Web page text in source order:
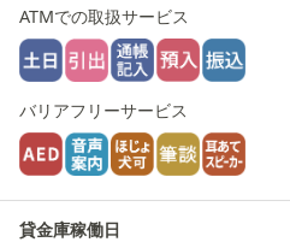
ATMでの取扱サービス
バリアフリーサービス
貸金庫稼働日